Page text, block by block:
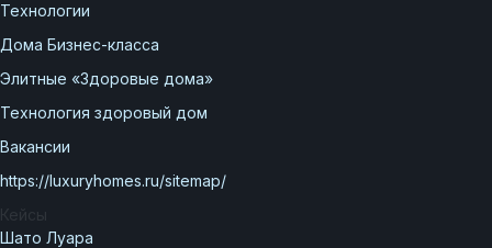
Дома Бизнес-класса
Функция Генподрядчик
Технологии
Дома Бизнес-класса
Элитные «Здоровые дома»
Технология здоровый дом
Вакансии
https://luxuryhomes.ru/sitemap/
Кейсы
Шато Луара